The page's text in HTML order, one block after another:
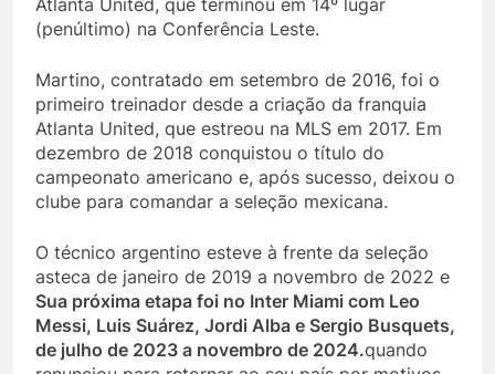
(penúltimo) na Conferência Leste.
Martino, contratado em setembro de 2016, foi o
primeiro treinador desde a criação da franquia
Atlanta United, que estreou na MLS em 2017. Em
dezembro de 2018 conquistou o título do
campeonato americano e, após sucesso, deixou o
clube para comandar a seleção mexicana.
O técnico argentino esteve à frente da seleção
asteca de janeiro de 2019 a novembro de 2022 e
Sua próxima etapa foi no Inter Miami com Leo
Messi, Luis Suárez, Jordi Alba e Sergio Busquets,
de julho de 2023 a novembro de 2024.quando